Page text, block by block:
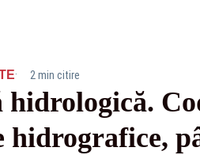
· 2 min citire
hidrografice,